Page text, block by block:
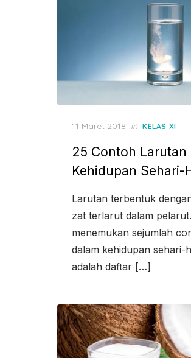
Posted
11 Maret 2018 in KELAS XI
25 Contoh Larutan
Kehidupan Sehari-
Larutan terbentuk
zat terlarut dalam
menemukan sejumlah
dalam kehidupan sehari-
adalah daftar […]